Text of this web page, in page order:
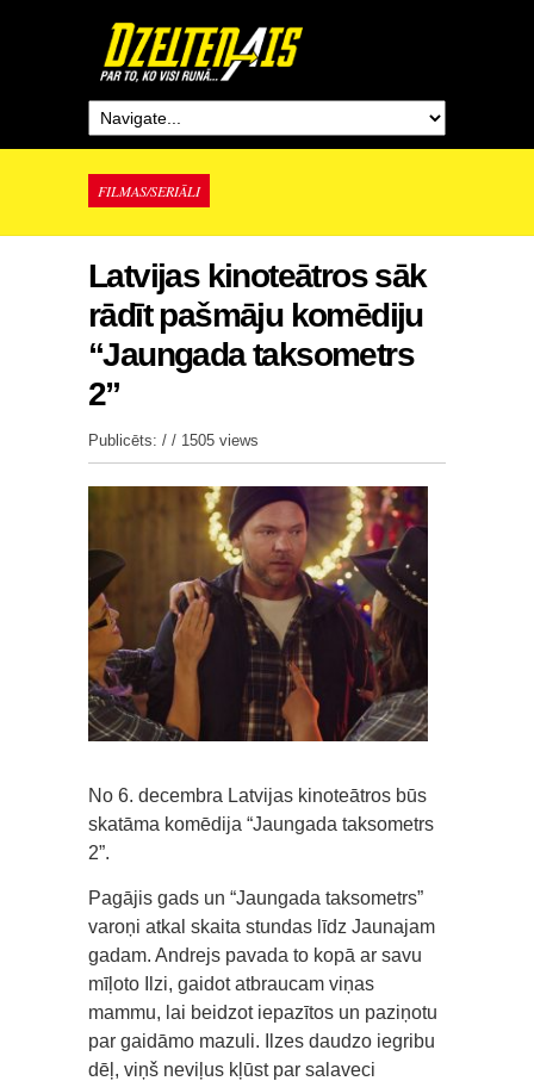
FILMAS/SERIĀLI
Latvijas kinoteātros sāk
rādīt pašmāju komēdiju
“Jaungada taksometrs
2”
Publicēts: / / 1505 views
No 6. decembra Latvijas kinoteātros būs
skatāma komēdija “Jaungada taksometrs
2”.
Pagājis gads un “Jaungada taksometrs”
varoņi atkal skaita stundas līdz Jaunajam
gadam. Andrejs pavada to kopā ar savu
mīļoto Ilzi, gaidot atbraucam viņas
mammu, lai beidzot iepazītos un paziņotu
par gaidāmo mazuli. Ilzes daudzo iegribu
dēļ, viņš neviļus kļūst par salaveci